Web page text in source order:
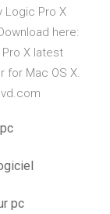
Logic Pro X
here:
X latest
for Mac OS X.
pc